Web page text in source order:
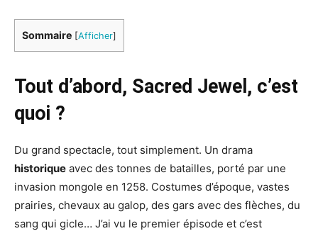
Sommaire [Afficher]
Tout d’abord, Sacred Jewel, c’est
quoi ?
Du grand spectacle, tout simplement. Un drama
historique avec des tonnes de batailles, porté par une
invasion mongole en 1258. Costumes d’époque, vastes
prairies, chevaux au galop, des gars avec des flèches, du
sang qui gicle… J’ai vu le premier épisode et c’est